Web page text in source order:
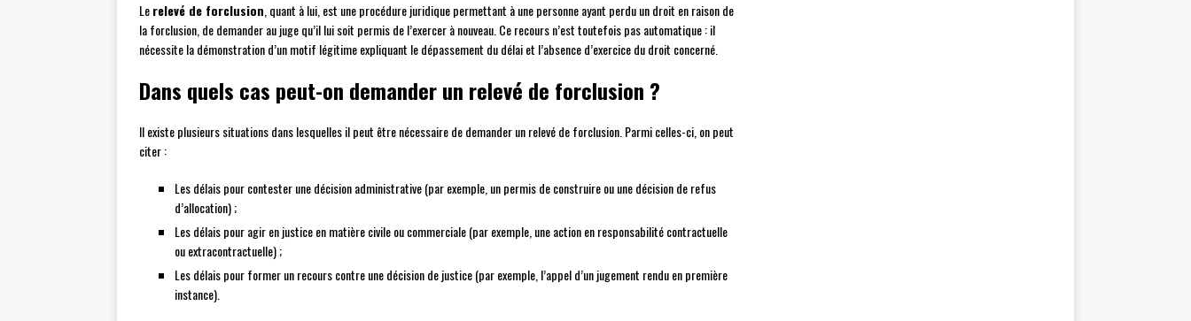
Lerelevé de forclusion , quant à lui, est une procédure juridique permettant à une personne ayant perdu un droit en raison de
la forclusion, de demander au juge qu’il lui soit permis de l’exercer à nouveau. Ce recours n’est toutefois pas automatique : il
nécessite la démonstration d’un motif légitime expliquant le dépassement du délai et l’absence d’exercice du droit concerné.
Dans quels cas peut-on demander un relevé de forclusion ?
Il existe plusieurs situations dans lesquelles il peut être nécessaire de demander un relevé de forclusion. Parmi celles-ci, on peut
citer :
Les délais pour contester une décision administrative (par exemple, un permis de construire ou une décision de refus
d’allocation) ;
Les délais pour agir en justice en matière civile ou commerciale (par exemple, une action en responsabilité contractuelle
ou extracontractuelle) ;
Les délais pour former un recours contre une décision de justice (par exemple, l’appel d’un jugement rendu en première
instance).